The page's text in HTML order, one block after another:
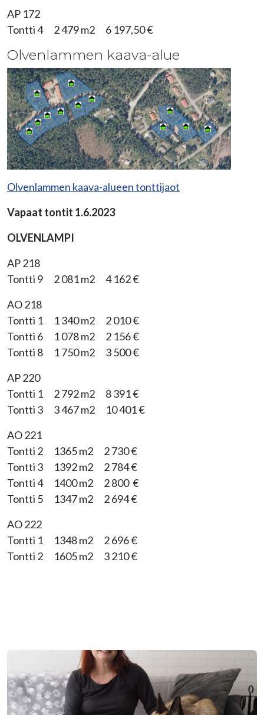
AP 172
Tontti 4 2 479 m2 6 197,50 €
Olvenlammen kaava-alue
Olvenlammen kaava-alueen tonttijaot
Vapaat tontit 1.6.2023
OLVENLAMPI
AP 218
Tontti 9 2 081 m2 4 162 €
AO 218
Tontti 1 1 340 m2 2 010 €
Tontti 6 1 078 m2 2 156 €
Tontti 8 1 750 m2 3 500 €
AP 220
Tontti 1 2 792 m2 8 391 €
Tontti 3 3 467 m2 10 401 €
AO 221
Tontti 2 1365 m2 2 730 €
Tontti 3 1392 m2 2 784 €
Tontti 4 1400 m2 2 800 €
Tontti 5 1347 m2 2 694 €
AO 222
Tontti 1 1348 m2 2 696 €
Tontti 2 1605 m2 3 210 €